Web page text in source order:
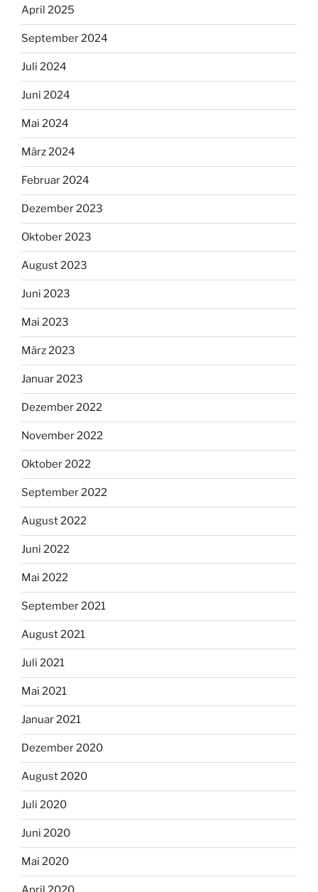
April 2025
September 2024
Juli 2024
Juni 2024
Mai 2024
März 2024
Februar 2024
Dezember 2023
Oktober 2023
August 2023
Juni 2023
Mai 2023
März 2023
Januar 2023
Dezember 2022
November 2022
Oktober 2022
September 2022
August 2022
Juni 2022
Mai 2022
September 2021
August 2021
Juli 2021
Mai 2021
Januar 2021
Dezember 2020
August 2020
Juli 2020
Juni 2020
Mai 2020